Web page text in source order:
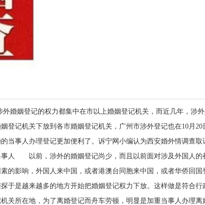
婚姻登记的权力都集中在市以上婚姻登记机关，而近几年，涉
登记机关下放到各市婚姻登记机关，广州市涉外登记也在10月
当事人办理登记更加便利了。诉宁网小编认为西安婚外情调查
以前，涉外的婚姻登记尚少，而且以前面对涉及外国人的
的影响，外国人来中国，或者港澳台同胞来中国，或者华侨回
于是越来越多的地方开始把婚姻登记权力下放。这样做是符合
关所在地，为了离婚登记而舟车劳顿，明显是加重当事人办理离